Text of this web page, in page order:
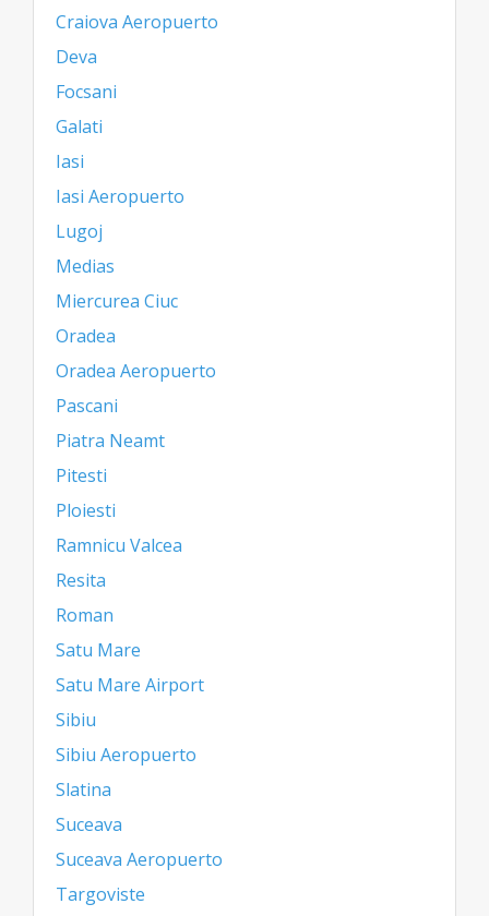
Craiova Aeropuerto
Deva
Focsani
Galati
Iasi
Iasi Aeropuerto
Lugoj
Medias
Miercurea Ciuc
Oradea
Oradea Aeropuerto
Pascani
Piatra Neamt
Pitesti
Ploiesti
Ramnicu Valcea
Resita
Roman
Satu Mare
Satu Mare Airport
Sibiu
Sibiu Aeropuerto
Slatina
Suceava
Suceava Aeropuerto
Targoviste